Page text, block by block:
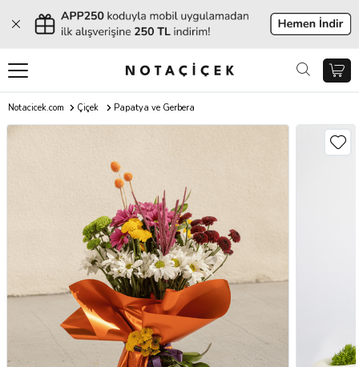
Notacicek.com Çiçek Papatya ve Gerbera